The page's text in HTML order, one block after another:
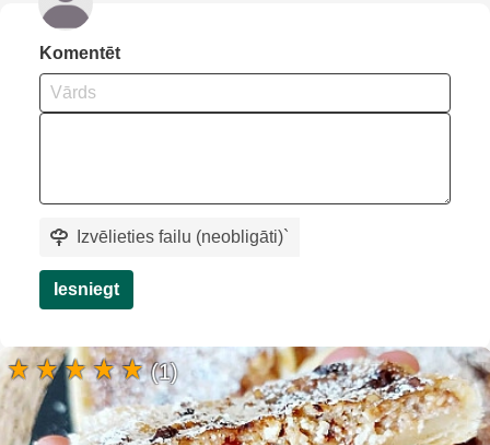
Komentēt
Izvēlieties failu (neobligāti)`
Iesniegt
(1)